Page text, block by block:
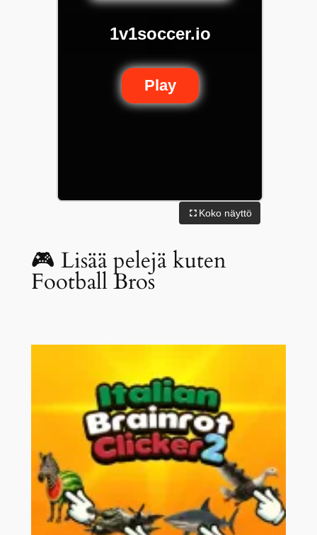
Koko näyttö
🎮 Lisää pelejä kuten
Football Bros